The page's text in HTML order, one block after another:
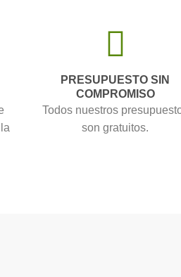
PRESUPUESTO SIN
COMPROMISO
Todos nuestros
son gratuitos.